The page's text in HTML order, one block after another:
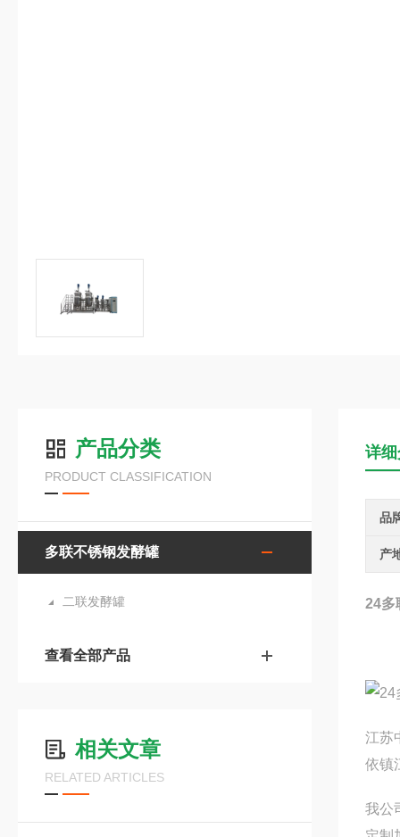
产品分类
PRODUCT CLASSIFICATION
多联不锈钢发酵罐
二联发酵罐
查看全部产品
相关文章
RELATED ARTICLES
详
品
产
24多
江苏
依镇
我公